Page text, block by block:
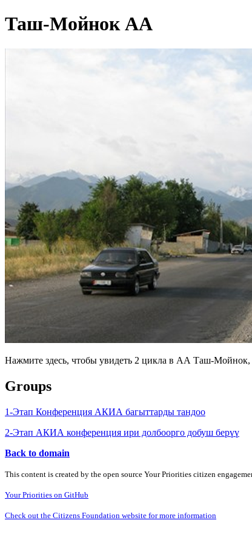
Таш-Мойнок АА
Нажмите здесь, чтобы увидеть 2 цикла в АА Таш-Мойнок,
Groups
1-Этап Конференция АКИА багыттарды тандоо
2-Этап АКИА конференция ири долбоорго добуш берүү
Back to domain
This content is created by the open source Your Priorities citizen
Your Priorities on GitHub
Check out the Citizens Foundation website for more information